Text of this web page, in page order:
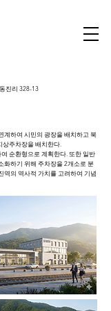
진리 328-13
계하여 시민의 광장을 배치하고 북
주차장을 배치한다.
순환형으로 계획한다. 또한 일반
화하기 위해 주차장을 2개소로 분
역의 역사적 가치를 고려하여 기념